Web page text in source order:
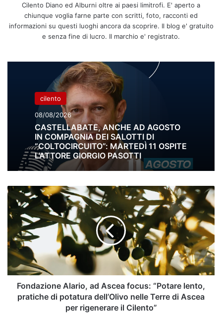
Cilento Diano ed Alburni oltre ai paesi limitrofi. E' aperto a
chiunque voglia farne parte con scritti, foto, racconti ed
informazioni su questi luoghi ancora da scoprire. Il blog e' gratuito
e senza fine di lucro. Il marchio e' registrato.
cilento
08/08/2026
CASTELLABATE, ANCHE AD AGOSTO
IN COMPAGNIA DEI SALOTTI DI
“COLTOCIRCUITO”: MARTEDÌ 11 OSPITE
L’ATTORE GIORGIO PASOTTI
Fondazione
Alario,
ad
Ascea
focus:
“Potare
lento,
pratiche
di
potatura
dell’Olivo
Fondazione Alario, ad Ascea focus: “Potare lento,
pratiche di potatura dell’Olivo nelle Terre di Ascea
per rigenerare il Cilento”